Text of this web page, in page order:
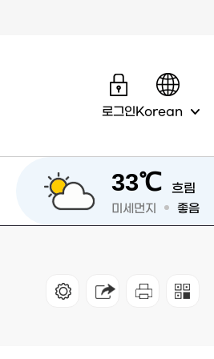
로그인Korean
33℃ 흐림
미세먼지 좋음